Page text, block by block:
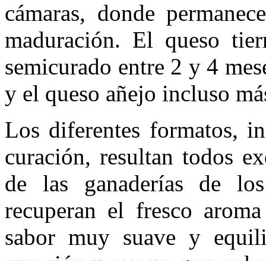
cámaras, donde
maduración. El queso
semicurado entre 2 y 4
y el queso añejo incluso
Los diferentes formatos,
curación, resultan todos
de las ganaderías de
recuperan el fresco
sabor muy suave y